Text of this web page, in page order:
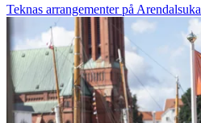
Teknas arrangementer på Arendalsuka